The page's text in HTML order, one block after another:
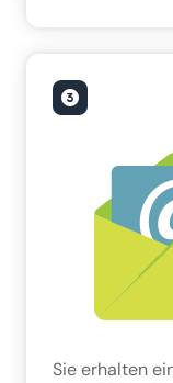
Sie erhalten